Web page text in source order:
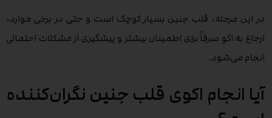
در این مرحله، قلب جنین بسیار کوچک است و حتی در برخی موارد،
ارجاع به اکو صرفاً برای اطمینان بیشتر و پیشگیری از مشکلات احتمالی
انجام می‌شود.
آیا انجام اکوی قلب جنین نگران‌کننده